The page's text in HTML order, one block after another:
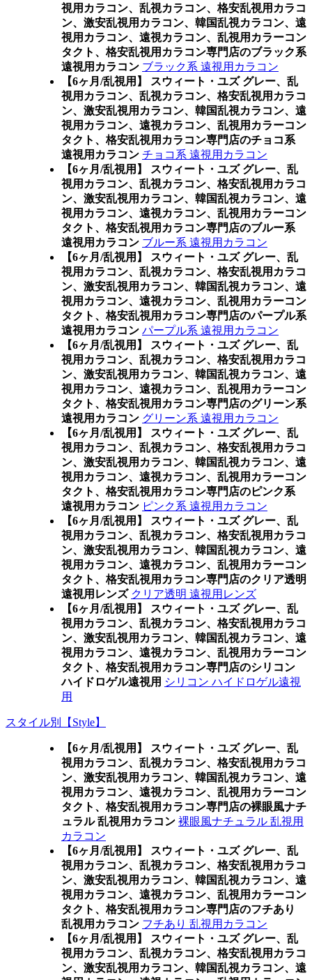
視用カラコン、乱視カラコン、格安乱視用カラコ
ン、激安乱視用カラコン、韓国乱視カラコン、遠
視用カラコン、遠視カラコン、乱視用カラーコン
タクト、格安乱視用カラコン専門店のブラック系
遠視用カラコン ブラック系 遠視用カラコン
【6ヶ月/乱視用】 スウィート・ユズ グレー、乱
視用カラコン、乱視カラコン、格安乱視用カラコ
ン、激安乱視用カラコン、韓国乱視カラコン、遠
視用カラコン、遠視カラコン、乱視用カラーコン
タクト、格安乱視用カラコン専門店のチョコ系
遠視用カラコン チョコ系 遠視用カラコン
【6ヶ月/乱視用】 スウィート・ユズ グレー、乱
視用カラコン、乱視カラコン、格安乱視用カラコ
ン、激安乱視用カラコン、韓国乱視カラコン、遠
視用カラコン、遠視カラコン、乱視用カラーコン
タクト、格安乱視用カラコン専門店のブルー系
遠視用カラコン ブルー系 遠視用カラコン
【6ヶ月/乱視用】 スウィート・ユズ グレー、乱
視用カラコン、乱視カラコン、格安乱視用カラコ
ン、激安乱視用カラコン、韓国乱視カラコン、遠
視用カラコン、遠視カラコン、乱視用カラーコン
タクト、格安乱視用カラコン専門店のパープル系
遠視用カラコン パープル系 遠視用カラコン
【6ヶ月/乱視用】 スウィート・ユズ グレー、乱
視用カラコン、乱視カラコン、格安乱視用カラコ
ン、激安乱視用カラコン、韓国乱視カラコン、遠
視用カラコン、遠視カラコン、乱視用カラーコン
タクト、格安乱視用カラコン専門店のグリーン系
遠視用カラコン グリーン系 遠視用カラコン
【6ヶ月/乱視用】 スウィート・ユズ グレー、乱
視用カラコン、乱視カラコン、格安乱視用カラコ
ン、激安乱視用カラコン、韓国乱視カラコン、遠
視用カラコン、遠視カラコン、乱視用カラーコン
タクト、格安乱視用カラコン専門店のピンク系
遠視用カラコン ピンク系 遠視用カラコン
【6ヶ月/乱視用】 スウィート・ユズ グレー、乱
視用カラコン、乱視カラコン、格安乱視用カラコ
ン、激安乱視用カラコン、韓国乱視カラコン、遠
視用カラコン、遠視カラコン、乱視用カラーコン
タクト、格安乱視用カラコン専門店のクリア透明
遠視用レンズ クリア透明 遠視用レンズ
【6ヶ月/乱視用】 スウィート・ユズ グレー、乱
視用カラコン、乱視カラコン、格安乱視用カラコ
ン、激安乱視用カラコン、韓国乱視カラコン、遠
視用カラコン、遠視カラコン、乱視用カラーコン
タクト、格安乱視用カラコン専門店のシリコン
ハイドロゲル遠視用 シリコン ハイドロゲル遠視
用
スタイル別【Style】
【6ヶ月/乱視用】 スウィート・ユズ グレー、乱
視用カラコン、乱視カラコン、格安乱視用カラコ
ン、激安乱視用カラコン、韓国乱視カラコン、遠
視用カラコン、遠視カラコン、乱視用カラーコン
タクト、格安乱視用カラコン専門店の裸眼風ナチ
ュラル 乱視用カラコン 裸眼風ナチュラル 乱視用
カラコン
【6ヶ月/乱視用】 スウィート・ユズ グレー、乱
視用カラコン、乱視カラコン、格安乱視用カラコ
ン、激安乱視用カラコン、韓国乱視カラコン、遠
視用カラコン、遠視カラコン、乱視用カラーコン
タクト、格安乱視用カラコン専門店のフチあり
乱視用カラコン フチあり 乱視用カラコン
【6ヶ月/乱視用】 スウィート・ユズ グレー、乱
視用カラコン、乱視カラコン、格安乱視用カラコ
ン、激安乱視用カラコン、韓国乱視カラコン、遠